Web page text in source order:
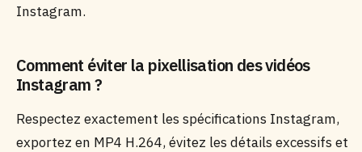
Instagram.
Comment éviter la pixellisation des vidéos
Instagram ?
Respectez exactement les spécifications Instagram,
exportez en MP4 H.264, évitez les détails excessifs et